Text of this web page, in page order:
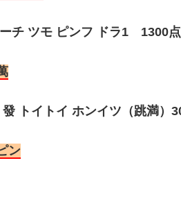
チ ツモ ピンフ ドラ1 1300
トイトイ ホンイツ（跳満）
ン